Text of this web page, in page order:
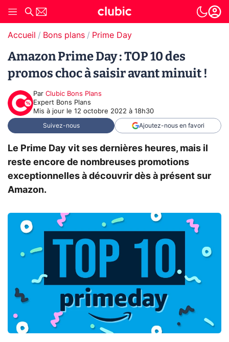
Accueil Bons plans Prime Day
Amazon Prime Day : TOP 10 des
promos choc à saisir avant minuit !
Par Clubic Bons Plans
Expert Bons Plans
Mis à jour le 12 octobre 2022 à 18h30
Suivez-nous Ajoutez-nous en favori
Le Prime Day vit ses dernières heures, mais il
reste encore de nombreuses promotions
exceptionnelles à découvrir dès à présent sur
Amazon.